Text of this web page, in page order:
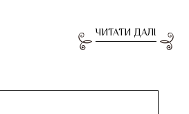
ЧИТАТИ ДАЛІ